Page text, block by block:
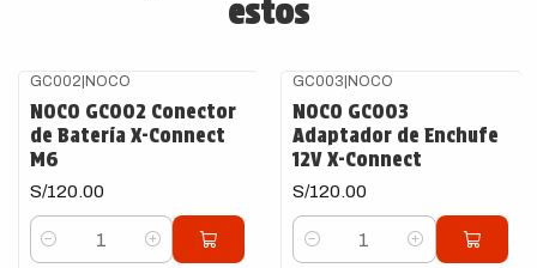
estos
GC002|NOCO
NOCO GC002 Conector
de Batería X-Connect
M6
S/120.00
Cantidad
GC003|NOCO
NOCO GC003
Adaptador de Enchufe
12V X-Connect
S/120.00
Cantidad